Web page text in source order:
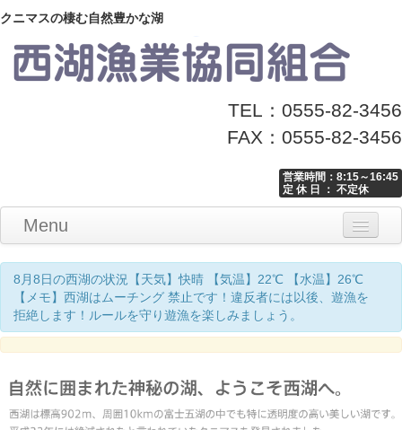
クニマスの棲む自然豊かな湖
TEL：0555-82-3456
FAX：0555-82-3456
営業時間：8:15～16:45
定 休 日 ： 不定休
Menu
Home
釣り情報
マナーとお願い
クニマス展示館
漁協からのお知らせ
お問い合わせ
8月8日の西湖の状況【天気】快晴 【気温】22℃ 【水温】26℃
【メモ】西湖はムーチング 禁止です！違反者には以後、遊漁を
拒絶します！ルールを守り遊漁を楽しみましょう。